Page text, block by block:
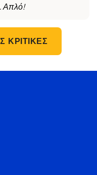
Απλό!
ΚΡΙΤΙΚΈΣ